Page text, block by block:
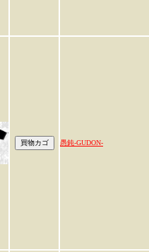
愚鈍-GUDON-